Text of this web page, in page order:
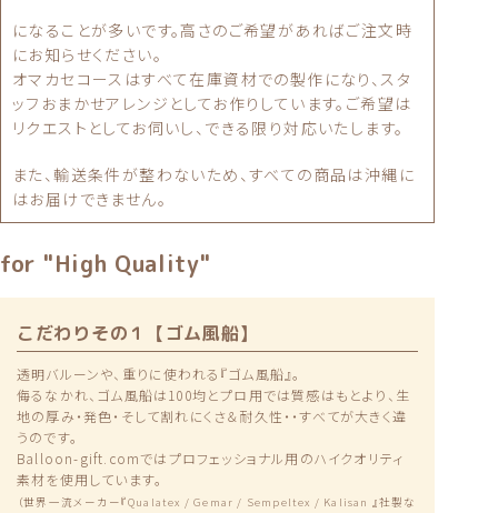
になることが多いです。高さのご希望があればご注文時
にお知らせください。
オマカセコースはすべて在庫資材での製作になり、スタ
ッフおまかせアレンジとしてお作りしています。ご希望は
リクエストとしてお伺いし、できる限り対応いたします。
また、輸送条件が整わないため、すべての商品は沖縄に
はお届けできません。
for "High Quality"
こだわりその１【ゴム風船】
透明バルーンや、重りに使われる『ゴム風船』。
侮るなかれ、ゴム風船は100均とプロ用では質感はもとより、生
地の厚み・発色・そして割れにくさ＆耐久性・・すべてが大きく違
うのです。
Balloon-gift.comではプロフェッショナル用のハイクオリティ
素材を使用しています。
（世界一流メーカー『Qualatex / Gemar / Sempeltex / Kalisan 』社製な